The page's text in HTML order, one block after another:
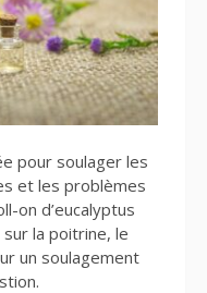
pour soulager les
et les problèmes
on d’eucalyptus
la poitrine, le
un soulagement